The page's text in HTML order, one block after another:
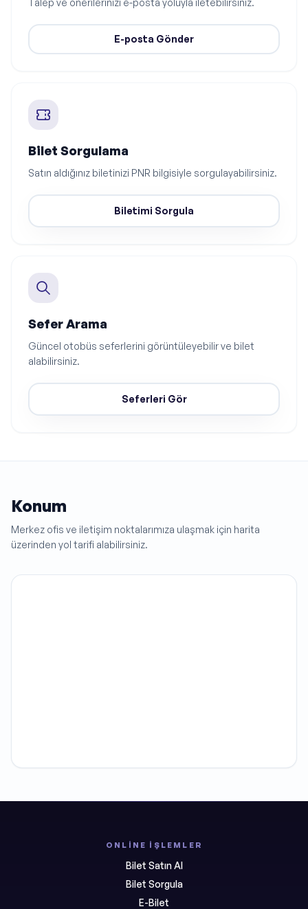
Talep ve önerilerinizi e-posta yoluyla iletebilirsiniz.
E-posta Gönder
Bilet Sorgulama
Satın aldığınız biletinizi PNR bilgisiyle sorgulayabilirsiniz.
Biletimi Sorgula
Sefer Arama
Güncel otobüs seferlerini görüntüleyebilir ve bilet
alabilirsiniz.
Seferleri Gör
Konum
Merkez ofis ve iletişim noktalarımıza ulaşmak için harita
üzerinden yol tarifi alabilirsiniz.
ONLINE İŞLEMLER
Bilet Satın Al
Bilet Sorgula
E-Bilet